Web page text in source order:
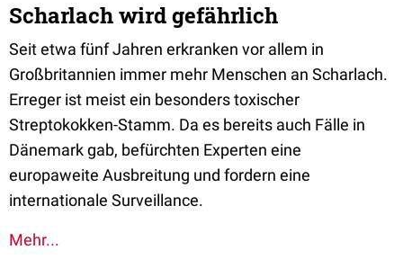
Scharlach wird gefährlich
Seit etwa fünf Jahren erkranken vor allem in
Großbritannien immer mehr Menschen an Scharlach.
Erreger ist meist ein besonders toxischer
Streptokokken-Stamm. Da es bereits auch Fälle in
Dänemark gab, befürchten Experten eine
europaweite Ausbreitung und fordern eine
internationale Surveillance.
Mehr...